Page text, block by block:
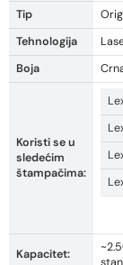
Tip
Tehnologija
Boja
Koristi se u
sledećim
štampačima:
Kapacitet: